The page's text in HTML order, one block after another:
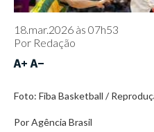
18.mar.2026 às 07h53
Por Redação
Foto: Fiba Basketball /
Por Agência Brasil